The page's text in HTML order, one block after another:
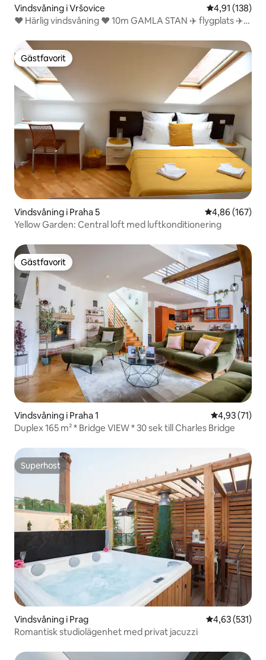
Vindsvåning i Vršovice 4,91 av 5 i
4,91 (138)
❤️ Härlig vindsvåning ❤️ 10m GAMLA STAN ✈️ flygplats ✈️
Gästfavorit
Gästfavorit
Vindsvåning i Praha 5 4,86 av 5 i
4,86 (167)
Yellow Garden: Central loft med luftkonditionering
Gästfavorit
Gästfavorit
Vindsvåning i Praha 1 4,93 av 5 i
4,93 (71)
Duplex 165 m² * Bridge VIEW * 30 sek till Charles Bridge
Superhost
Superhost
Vindsvåning i Prag 4,63 av 5 i
4,63 (531)
Romantisk studiolägenhet med privat jacuzzi